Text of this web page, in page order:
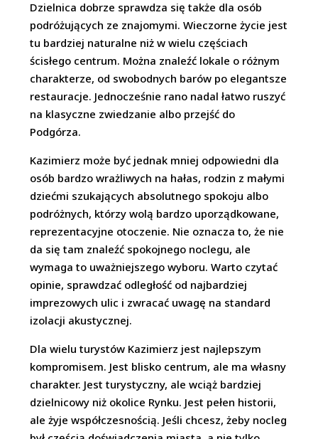
Dzielnica dobrze sprawdza się także dla osób
podróżujących ze znajomymi. Wieczorne życie jest
tu bardziej naturalne niż w wielu częściach
ścisłego centrum. Można znaleźć lokale o różnym
charakterze, od swobodnych barów po elegantsze
restauracje. Jednocześnie rano nadal łatwo ruszyć
na klasyczne zwiedzanie albo przejść do
Podgórza.
Kazimierz może być jednak mniej odpowiedni dla
osób bardzo wrażliwych na hałas, rodzin z małymi
dziećmi szukających absolutnego spokoju albo
podróżnych, którzy wolą bardzo uporządkowane,
reprezentacyjne otoczenie. Nie oznacza to, że nie
da się tam znaleźć spokojnego noclegu, ale
wymaga to uważniejszego wyboru. Warto czytać
opinie, sprawdzać odległość od najbardziej
imprezowych ulic i zwracać uwagę na standard
izolacji akustycznej.
Dla wielu turystów Kazimierz jest najlepszym
kompromisem. Jest blisko centrum, ale ma własny
charakter. Jest turystyczny, ale wciąż bardziej
dzielnicowy niż okolice Rynku. Jest pełen historii,
ale żyje współczesnością. Jeśli chcesz, żeby nocleg